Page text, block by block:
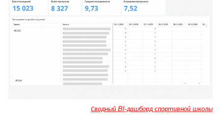
Сводный BI-дашборд спортивной школы